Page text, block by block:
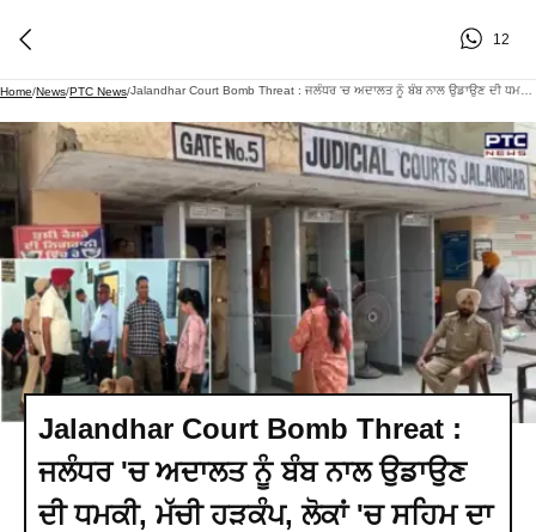
12
Home/News/PTC News/
Jalandhar Court Bomb Threat :
ਜਲੰਧਰ 'ਚ ਅਦਾਲਤ ਨੂੰ ਬੰਬ ਨਾਲ ਉਡਾਉਣ
ਦੀ ਧਮਕੀ, ਮੱਚੀ ਹੜਕੰਪ, ਲੋਕਾਂ 'ਚ ਸਹਿਮ ਦਾ